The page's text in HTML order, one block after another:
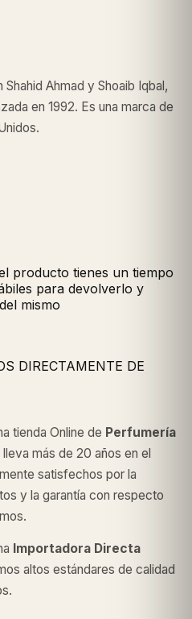
Shahid Ahmad y Shoaib Iqbal,
en 1992. Es una marca de
producto tienes un tiempo
para devolverlo y
mismo
DIRECTAMENTE DE
tienda Online de Perfumería
más de 20 años en el
satisfechos por la
y la garantía con respecto
Importadora Directa
altos estándares de calidad